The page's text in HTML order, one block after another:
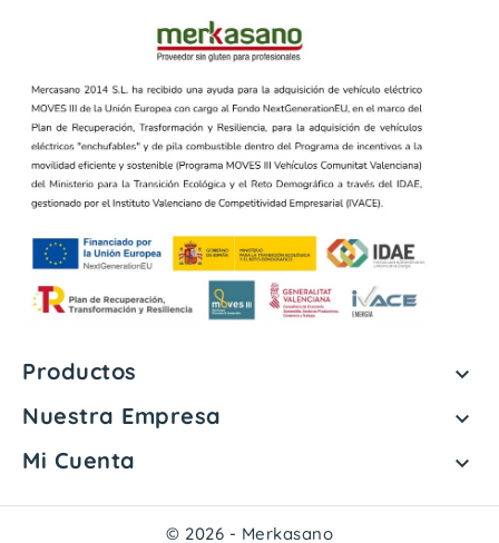
Productos 
Nuestra Empresa 
Mi Cuenta 
© 2026 - Merkasano